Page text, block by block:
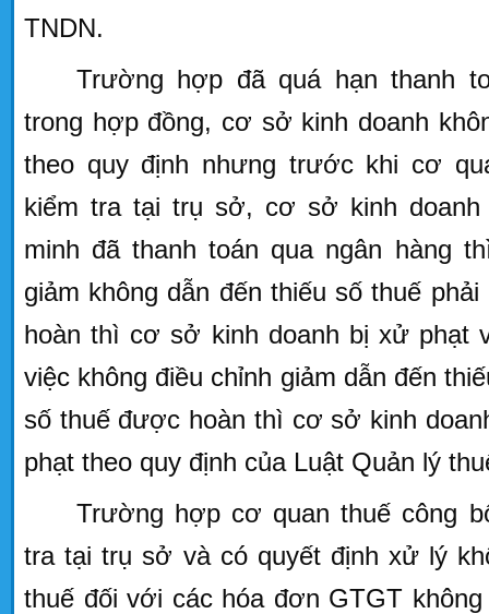
TNDN.
Trường hợp đã quá hạn thanh
trong hợp đồng, cơ sở kinh doanh
theo quy định nhưng trước khi cơ
kiểm tra tại trụ sở, cơ sở kinh
minh đã thanh toán qua ngân hàng
giảm không dẫn đến thiếu số thuế
hoàn thì cơ sở kinh doanh bị xử phạt
việc không điều chỉnh giảm dẫn đến
số thuế được hoàn thì cơ sở kinh
phạt theo quy định của Luật Quản lý
Trường hợp cơ quan thuế công
tra tại trụ sở và có quyết định xử lý
thuế đối với các hóa đơn GTGT